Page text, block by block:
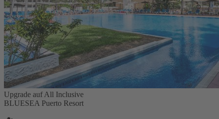
Upgrade auf All Inclusive
BLUESEA Puerto Resort